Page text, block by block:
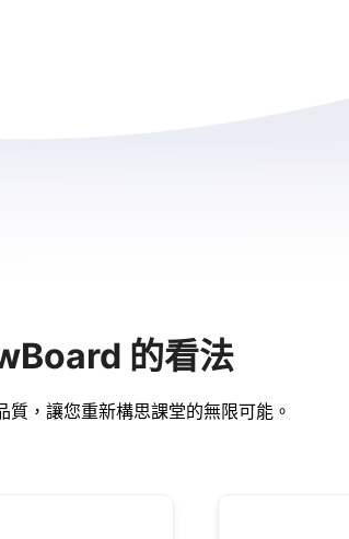
的看法
，讓您重新構思課堂的無限可能。